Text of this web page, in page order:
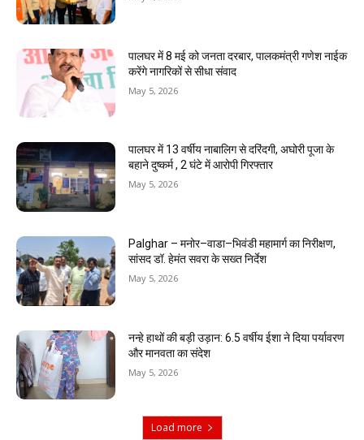
पालघर में 8 मई को जनता दरबार, पालकमंत्री गणेश नाईक
करेंगे नागरिकों से सीधा संवाद
May 5, 2026
पालघर में 13 वर्षीय नाबालिग से दरिंदगी, अघोरी पूजा के
बहाने दुष्कर्म , 2 घंटे में आरोपी गिरफ्तार
May 5, 2026
Palghar – मनोर–वाडा–भिवंडी महामार्ग का निरीक्षण,
सांसद डॉ. हेमंत सवरा के सख्त निर्देश
May 5, 2026
नन्हे हाथों की बड़ी उड़ान: 6.5 वर्षीय ईशा ने दिया पर्यावरण
और मानवता का संदेश
May 5, 2026
Load more